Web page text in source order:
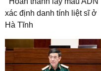
xác định danh tính liệt sĩ ở
Hà Tĩnh